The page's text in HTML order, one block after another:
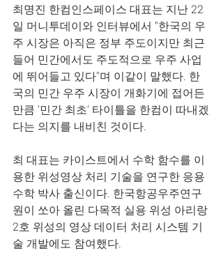
최명진 한컴인스페이스 대표는 지난 22
일 머니투데이와 인터뷰에서 "한국의 우
주 시장은 아직은 정부 주도이지만 최근
들어 민간에서도 주도적으로 우주 사업
에 뛰어들고 있다"며 이같이 말했다. 한
국의 민간 우주 시장이 개화기에 접어든
만큼 '민간 최초' 타이틀을 한컴이 따내겠
다는 의지를 내비친 것이다.
최 대표는 카이스트에서 수학 함수를 이
용한 위성영상 처리 기술을 연구한 응용
수학 박사 출신이다. 한국항공우주연구
원이 쏘아 올린 다목적 실용 위성 아리랑
2호 위성의 영상 데이터 처리 시스템 기
술 개발에도 참여했다.